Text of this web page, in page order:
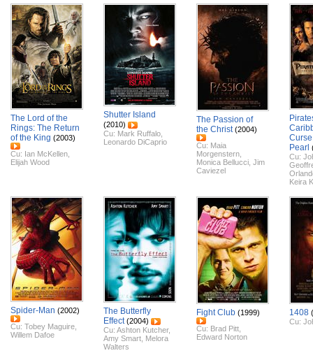
The Lord of the
Rings: The Return
of the King (2003)
Cu: Ian McKellen
Elijah Wood
Shutter Island
(2010)
Cu: Mark Ruffalo
Leonardo DiCaprio
The Passion of
the Christ (2004)
Cu: Maia
Morgenstern
Monica Bellucci Jim
Caviezel
Pearl
Cu:
Keira
Spider-Man (2002)
Cu: Tobey Maguire
Willem Dafoe
The Butterfly
Effect (2004)
Cu: Ashton Kutcher,
Amy Smart Melora
Walters
Fight Club (1999)
Cu: Brad Pitt
Edward Norton
1408
Cu: